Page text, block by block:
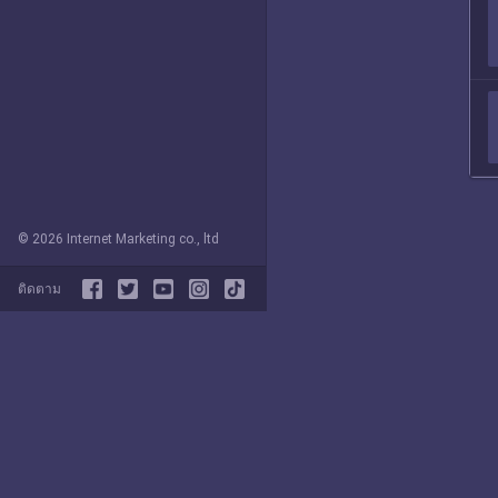
© 2026 Internet Marketing co., ltd
ติดตาม